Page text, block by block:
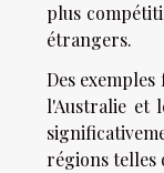
plus
étrangers.
Des
l'Australie et
régions telles